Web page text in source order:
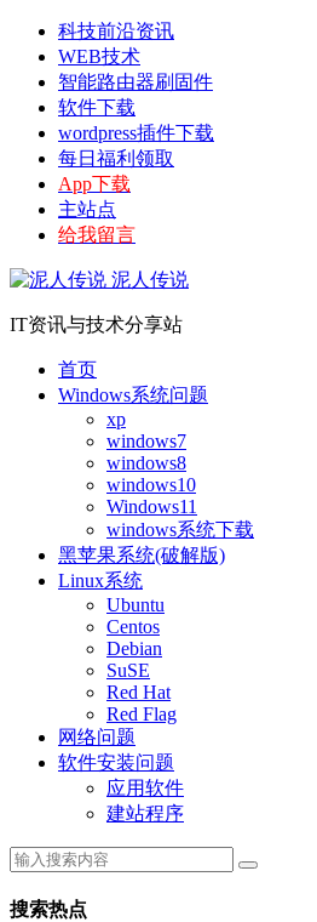
科技前沿资讯
WEB技术
智能路由器刷固件
软件下载
wordpress插件下载
每日福利领取
App下载
主站点
给我留言
泥人传说
IT资讯与技术分享站
首页
Windows系统问题
xp
windows7
windows8
windows10
Windows11
windows系统下载
黑苹果系统(破解版)
Linux系统
Ubuntu
Centos
Debian
SuSE
Red Hat
Red Flag
网络问题
软件安装问题
应用软件
建站程序
搜索热点